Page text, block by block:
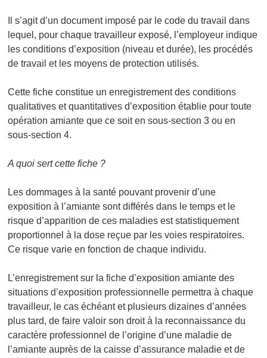
Il s’agit d’un document imposé par le code du travail dans
lequel, pour chaque travailleur exposé, l’employeur indique
les conditions d’exposition (niveau et durée), les procédés
de travail et les moyens de protection utilisés.
Cette fiche constitue un enregistrement des conditions
qualitatives et quantitatives d’exposition établie pour toute
opération amiante que ce soit en sous-section 3 ou en
sous-section 4.
A quoi sert cette fiche ?
Les dommages à la santé pouvant provenir d’une
exposition à l’amiante sont différés dans le temps et le
risque d’apparition de ces maladies est statistiquement
proportionnel à la dose reçue par les voies respiratoires.
Ce risque varie en fonction de chaque individu.
L’enregistrement sur la fiche d’exposition amiante des
situations d’exposition professionnelle permettra à chaque
travailleur, le cas échéant et plusieurs dizaines d’années
plus tard, de faire valoir son droit à la reconnaissance du
caractère professionnel de l’origine d’une maladie de
l’amiante auprès de la caisse d’assurance maladie et de